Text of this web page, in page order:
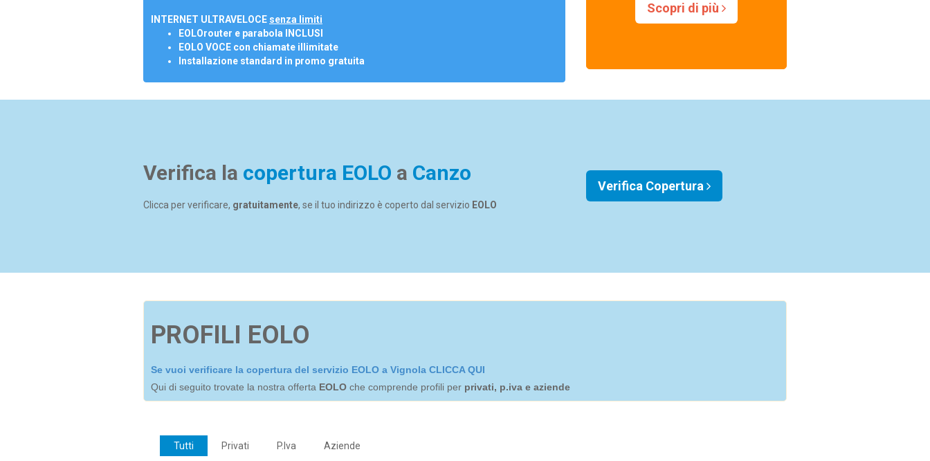
INTERNET ULTRAVELOCE senza limiti
EOLOrouter e parabola INCLUSI
EOLO VOCE con chiamate illimitate
Installazione standard in promo gratuita
Scopri di più
Verifica la copertura EOLO a Canzo
Clicca per verificare, gratuitamente, se il tuo indirizzo è coperto dal servizio EOLO
Verifica Copertura
PROFILI EOLO
Se vuoi verificare la copertura del servizio EOLO a Vignola CLICCA QUI
Qui di seguito trovate la nostra offerta EOLO che comprende profili per privati, p.iva e aziende
Tutti Privati P.Iva Aziende